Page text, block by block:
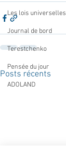
Les lois universelles
Journal de bord
Terestchenko
Pensée du jour
ADOLAND
Posts récents